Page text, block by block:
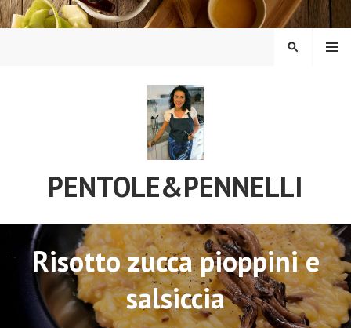
Vai
al
PENTOLE&PENNELLI
MENU
CERCA
Risotto zucca pioppini e
salsiccia